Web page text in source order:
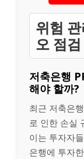
위험
오 점
저축은행
해야 할까?
최근 저축은
로 인한 손실
이는 투자자
은행에 투자